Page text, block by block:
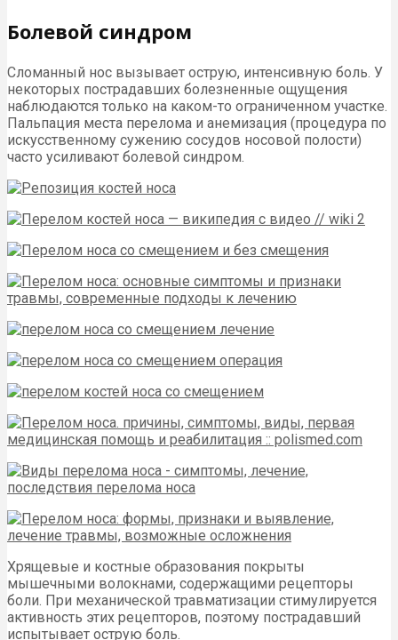
Болевой синдром
Сломанный нос вызывает острую, интенсивную боль. У
некоторых пострадавших болезненные ощущения
наблюдаются только на каком-то ограниченном участке.
Пальпация места перелома и анемизация (процедура по
искусственному сужению сосудов носовой полости)
часто усиливают болевой синдром.
Хрящевые и костные образования покрыты
мышечными волокнами, содержащими рецепторы
боли. При механической травматизации стимулируется
активность этих рецепторов, поэтому пострадавший
испытывает острую боль.